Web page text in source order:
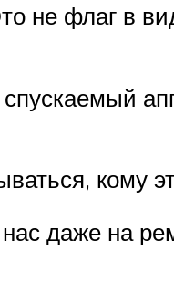
не флаг в
кому
даже на